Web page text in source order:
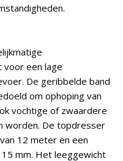
voor een lage
De geribbelde band
om ophoping van
vochtige of zwaardere
worden. De topdresser
12 meter en een
mm. Het leeggewicht